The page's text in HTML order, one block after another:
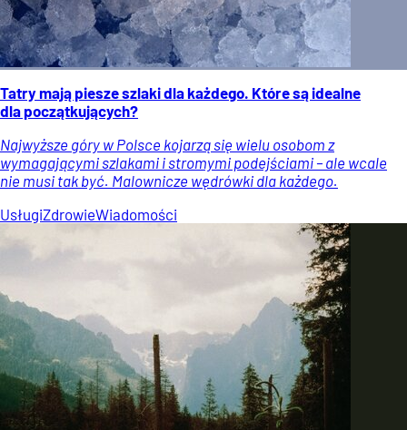
Tatry mają piesze szlaki dla każdego. Które są idealne
dla początkujących?
Najwyższe góry w Polsce kojarzą się wielu osobom z
wymagającymi szlakami i stromymi podejściami – ale wcale
nie musi tak być. Malownicze wędrówki dla każdego.
UsługiZdrowieWiadomości